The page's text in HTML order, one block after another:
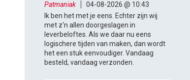
Patmaniak
04-08-2026 @ 10:43
Ik ben het met je eens. Echter zijn wij
met z'n allen doorgeslagen in
leverbeloftes. Als we daar nu eens
logischere tijden van maken, dan wordt
het een stuk eenvoudiger. Vandaag
besteld, vandaag verzonden.